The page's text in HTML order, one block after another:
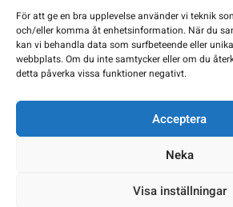
För att ge en bra upplevelse använder vi teknik
och/eller komma åt enhetsinformation. När du
kan vi behandla data som surfbeteende eller
webbplats. Om du inte samtycker eller om du
detta påverka vissa funktioner negativt.
Acceptera
Neka
Visa inställningar